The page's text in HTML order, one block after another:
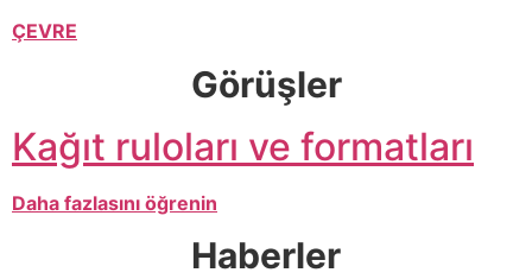
ÇEVRE
Görüşler
Kağıt ruloları ve formatları
Daha fazlasını öğrenin
Haberler